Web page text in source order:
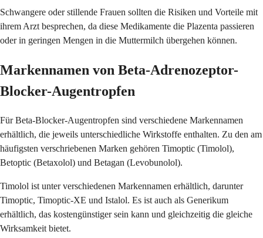
Schwangere oder stillende Frauen sollten die Risiken und Vorteile mit
ihrem Arzt besprechen, da diese Medikamente die Plazenta passieren
oder in geringen Mengen in die Muttermilch übergehen können.
Markennamen von Beta-Adrenozeptor-
Blocker-Augentropfen
Für Beta-Blocker-Augentropfen sind verschiedene Markennamen
erhältlich, die jeweils unterschiedliche Wirkstoffe enthalten. Zu den am
häufigsten verschriebenen Marken gehören Timoptic (Timolol),
Betoptic (Betaxolol) und Betagan (Levobunolol).
Timolol ist unter verschiedenen Markennamen erhältlich, darunter
Timoptic, Timoptic-XE und Istalol. Es ist auch als Generikum
erhältlich, das kostengünstiger sein kann und gleichzeitig die gleiche
Wirksamkeit bietet.